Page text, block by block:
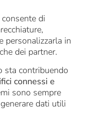
di
personalizzarla in
dei partner.
sta contribuendo
connessi e
sono sempre
dati utili